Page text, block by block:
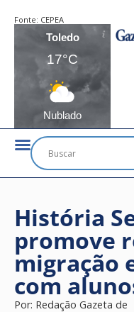
Fonte: CEPEA
Toledo
17°C
Nublado
História
promove
migração
com
Por: Redação Gazeta de